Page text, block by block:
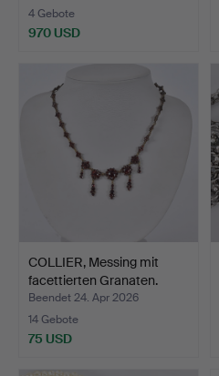
4 Gebote
970 USD
COLLIER, Messing mit
facettierten Granaten.
Beendet 24. Apr 2026
14 Gebote
75 USD